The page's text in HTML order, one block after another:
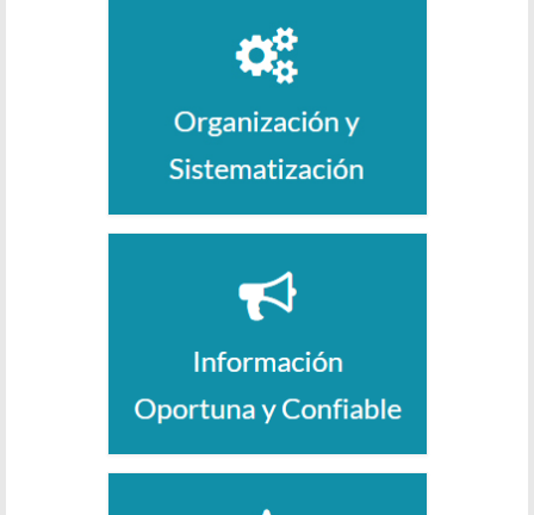
Outsourcing Administrativo y de Recurso
Revisoría Fiscal
Auditoría
Trámites para la Creación de Empresas
Trámites ante los Entes Fiscalizadores
Estudios de Factibilidad
Elaboración de presupuestos y control de
ejecución presupuestal
Elaboracion de Proyecciones Financieras